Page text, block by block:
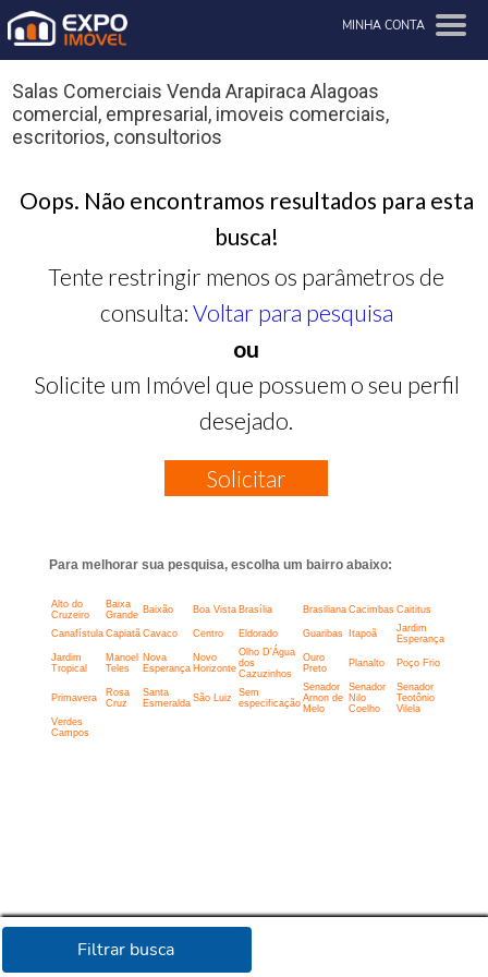
MINHA CONTA
Filtrar busca
Salas Comerciais Venda Arapiraca Alagoas
comercial, empresarial, imoveis comerciais,
escritorios, consultorios
Oops. Não encontramos resultados para esta
busca!
Tente restringir menos os parâmetros de
consulta: Voltar para pesquisa
ou
Solicite um Imóvel que possuem o seu perfil
desejado.
Solicitar
Para melhorar sua pesquisa, escolha um bairro abaixo:
Alto do
Cruzeiro
Baixa
Grande Baixão Boa Vista Brasília Brasiliana Cacimbas Caititus
Canafístula Capiatã Cavaco Centro Eldorado Guaribas Itapoã
Jardim
Esperança
Jardim
Tropical
Manoel
Teles
Nova
Esperança
Novo
Horizonte
Olho D'Água
dos
Cazuzinhos
Ouro
Preto
Planalto Poço Frio
Primavera
Rosa
Cruz
Santa
Esmeralda São Luiz
Sem
especificação
Senador
Arnon de
Melo
Senador
Nilo
Coelho
Senador
Teotônio
Vilela
Verdes
Campos